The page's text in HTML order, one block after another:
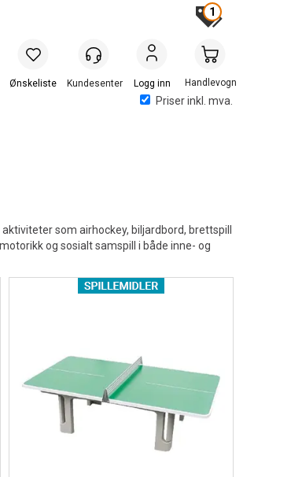
Priser inkl. mva.
Logg inn Handlevogn
1
som airhockey, biljardbord, brettspill
og sosialt samspill i både inne- og